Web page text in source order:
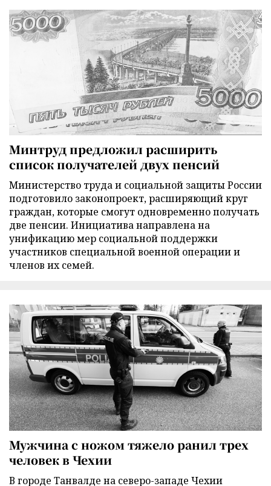
Минтруд предложил расширить
список получателей двух пенсий
Министерство труда и социальной защиты России
подготовило законопроект, расширяющий круг
граждан, которые смогут одновременно получать
две пенсии. Инициатива направлена на
унификацию мер социальной поддержки
участников специальной военной операции и
членов их семей.
Мужчина с ножом тяжело ранил трех
человек в Чехии
В городе Танвалде на северо-западе Чехии